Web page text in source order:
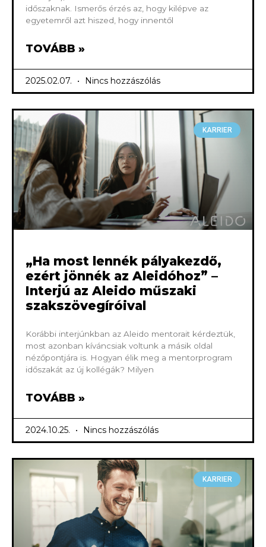
időszaknak. Ismerős érzés az, hogy kilépve az
egyetemről azt hiszed, hogy innentől
TOVÁBB »
2025.02.07. Nincs hozzászólás
KARRIER
„Ha most lennék pályakezdő,
ezért jönnék az Aleidóhoz” –
Interjú az Aleido műszaki
szakszövegíróival
Korábbi interjúnkban az Aleido mentorait kérdeztük,
most azonban kíváncsiak voltunk a másik oldal
nézőpontjára is. Hogyan élik meg a mentorprogram
időszakát az új kollégák? Milyen
TOVÁBB »
2024.10.25. Nincs hozzászólás
KARRIER